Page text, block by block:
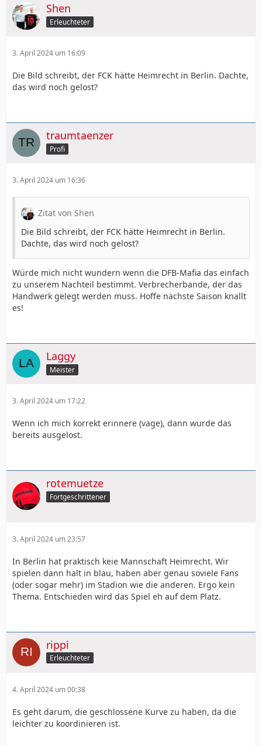
Shen
Erleuchteter
3. April 2024 um 16:09
Die Bild schreibt, der FCK hätte Heimrecht in Berlin. Dachte,
das wird noch gelost?
traumtaenzer
Profi
3. April 2024 um 16:36
Zitat von Shen
Die Bild schreibt, der FCK hätte Heimrecht in Berlin.
Dachte, das wird noch gelost?
Würde mich nicht wundern wenn die DFB-Mafia das einfach
zu unserem Nachteil bestimmt. Verbrecherbande, der das
Handwerk gelegt werden muss. Hoffe nächste Saison knallt
es!
Laggy
Meister
3. April 2024 um 17:22
Wenn ich mich korrekt erinnere (vage), dann wurde das
bereits ausgelost.
rotemuetze
Fortgeschrittener
3. April 2024 um 23:57
In Berlin hat praktisch keie Mannschaft Heimrecht. Wir
spielen dann halt in blau, haben aber genau soviele Fans
(oder sogar mehr) im Stadion wie die anderen. Ergo kein
Thema. Entschieden wird das Spiel eh auf dem Platz.
rippi
Erleuchteter
4. April 2024 um 00:38
Es geht darum, die geschlossene Kurve zu haben, da die
leichter zu koordinieren ist.